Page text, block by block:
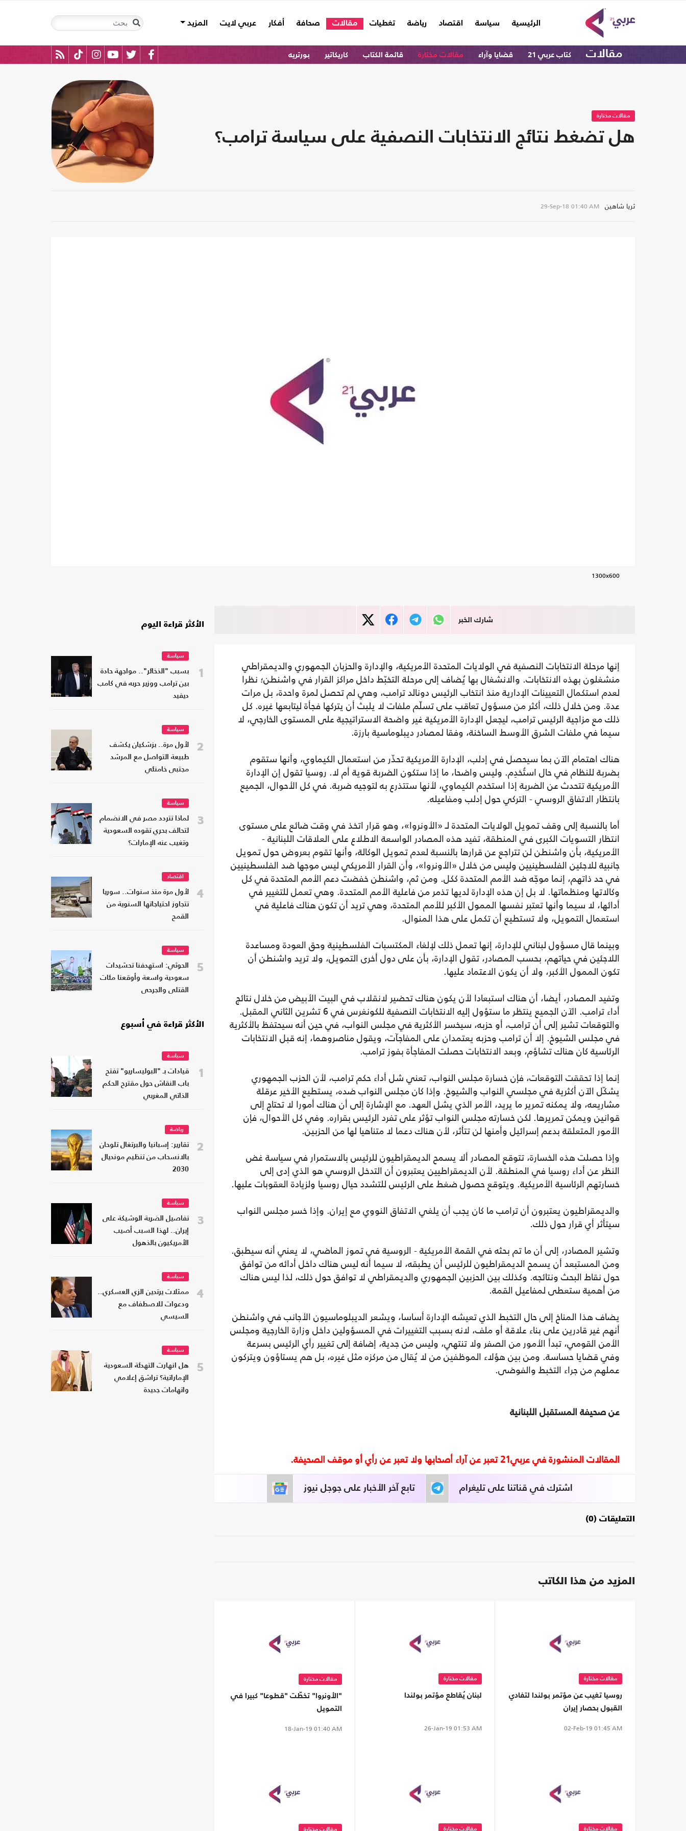
الرئيسية
(current) سياسة اقتصاد رياضة تغطيات مقالات صحافة أفكار عربي لايت المزيد
مقالات كتاب عربي 21 قضايا وآراء مقالات مختارة قائمة الكتاب كاريكاتير بورتريه
مقالات مختارة
هل تضغط نتائج الانتخابات النصفية على سياسة ترامب؟
ثريا شاهين 29-Sep-18 01:40 AM
1300x600
شارك الخبر
إنها مرحلة الانتخابات النصفية في الولايات المتحدة الأمريكية، والإدارة والحزبان الجمهوري والديمقراطي
منشغلون بهذه الانتخابات. والانشغال بها يُضاف إلى مرحلة التخبّط داخل مراكز القرار في واشنطن؛ نظرا
لعدم استكمال التعيينات الإدارية منذ انتخاب الرئيس دونالد ترامب، وهي لم تحصل لمرة واحدة، بل مرات
عدة. ومن خلال ذلك، أكثر من مسؤول تعاقب على تسلّم ملفات لا يلبث أن يتركها فجأة ليتابعها غيره. كل
ذلك مع مزاجية الرئيس ترامب، ليجعل الإدارة الأمريكية غير واضحة الاستراتيجية على المستوى الخارجي، لا
سيما في ملفات الشرق الأوسط الساخنة، وفقا لمصادر ديبلوماسية بارزة.
هناك اهتمام الآن بما سيحصل في إدلب، الإدارة الأمريكية تحذّر من استعمال الكيماوي، وأنها ستقوم
بضربة للنظام في حال استُخدِم. وليس واضحا، ما إذا ستكون الضربة قوية أم لا. روسيا تقول إن الإدارة
الأمريكية تتحدث عن الضربة إذا استخدم الكيماوي، لأنها ستتذرع به لتوجيه ضربة. في كل الأحوال، الجميع
بانتظار الاتفاق الروسي - التركي حول إدلب ومفاعيله.
أما بالنسبة إلى وقف تمويل الولايات المتحدة لـ «الأونروا»، وهو قرار اتخذ في وقت ضائع على مستوى
انتظار التسويات الكبرى في المنطقة، تفيد هذه المصادر الواسعة الاطلاع على العلاقات اللبنانية -
الأمريكية، بأن واشنطن لن تتراجع عن قرارها بالنسبة لعدم تمويل الوكالة، وأنها تقوم بعروض حول تمويل
جانبية للاجئين الفلسطينيين وليس من خلال «الأونروا»، وأن القرار الأمريكي ليس موجها ضد الفلسطينيين
في حد ذاتهم، إنما موجّه ضد الأمم المتحدة ككل. ومن ثم، واشنطن خفضت دعم الأمم المتحدة في كل
وكالاتها ومنظماتها. لا بل إن هذه الإدارة لديها تذمر من فاعلية الأمم المتحدة. وهي تعمل للتغيير في
أدائها، لا سيما وأنها تعتبر نفسها الممول الأكبر للأمم المتحدة، وهي تريد أن تكون هناك فاعلية في
استعمال التمويل، ولا تستطيع أن تكمل على هذا المنوال.
وبينما قال مسؤول لبناني للإدارة، إنها تعمل ذلك لإلغاء المكتسبات الفلسطينية وحق العودة ومساعدة
اللاجئين في حياتهم، بحسب المصادر، تقول الإدارة، بأن على دول أخرى التمويل، ولا تريد واشنطن أن
تكون الممول الأكبر، ولا أن يكون الاعتماد عليها.
وتفيد المصادر، أيضا، أن هناك استبعادا لأن يكون هناك تحضير لانقلاب في البيت الأبيض من خلال نتائج
أداء ترامب. الآن الجميع ينتظر ما ستؤول إليه الانتخابات النصفية للكونغرس في 6 تشرين الثاني المقبل.
والتوقعات تشير إلى أن ترامب، أو حزبه، سيخسر الأكثرية في مجلس النواب، في حين أنه سيحتفظ بالأكثرية
في مجلس الشيوخ. إلا أن ترامب وحزبه يعتمدان على المفاجآت، ويقول مناصروهما، إنه قبل الانتخابات
الرئاسية كان هناك تشاؤم، وبعد الانتخابات حصلت المفاجأة بفوز ترامب.
إنما إذا تحققت التوقعات، فإن خسارة مجلس النواب، تعني شل أداء حكم ترامب، لأن الحزب الجمهوري
يشكّل الآن أكثرية في مجلسي النواب والشيوخ. وإذا كان مجلس النواب ضده، يستطيع الأخير عرقلة
مشاريعه، ولا يمكنه تمرير ما يريد، الأمر الذي يشل العهد. مع الإشارة إلى أن هناك أمورا لا تحتاج إلى
قوانين ويمكن تمريرها. لكن خسارته مجلس النواب تؤثر على تفرد الرئيس بقراره. وفي كل الأحوال، فإن
الأمور المتعلقة بدعم إسرائيل وأمنها لن تتأثر، لأن هناك دعما لا متناهيا لها من الحزبين.
وإذا حصلت هذه الخسارة، تتوقع المصادر ألا يسمح الديمقراطيون للرئيس بالاستمرار في سياسة غض
النظر عن أداء روسيا في المنطقة. لأن الديمقراطيين يعتبرون أن التدخل الروسي هو الذي إدى إلى
خسارتهم الرئاسية الأمريكية. ويتوقع حصول ضغط على الرئيس للتشدد حيال روسيا ولزيادة العقوبات عليها.
والديمقراطيون يعتبرون أن ترامب ما كان يجب أن يلغي الاتفاق النووي مع إيران. وإذا خسر مجلس النواب
سيتأثر أي قرار حول ذلك.
وتشير المصادر، إلى أن ما تم بحثه في القمة الأمريكية - الروسية في تموز الماضي، لا يعني أنه سيطبق.
ومن المستبعد أن يسمح الديمقراطيون للرئيس أن يطبقه، لا سيما أنه ليس هناك داخل أدائه من توافق
حول نقاط البحث ونتائجه. وكذلك بين الحزبين الجمهوري والديمقراطي لا توافق حول ذلك، لذا ليس هناك
من أهمية ستعطى لمفاعيل القمة.
يضاف هذا المناخ إلى حال التخبط الذي تعيشه الإدارة أساسا، ويشعر الديبلوماسيون الأجانب في واشنطن
أنهم غير قادرين على بناء علاقة أو ملف، لانه بسبب التغييرات في المسؤولين داخل وزارة الخارجية ومجلس
الأمن القومي، تبدأ الأمور من الصفر ولا تنتهي، وليس من جدية، إضافة إلى تغيير رأي الرئيس بسرعة
وفي قضايا حساسة. ومن بين هؤلاء الموظفين من لا يُقال من مركزه مثل غيره، بل هم يستاؤون ويتركون
عملهم من جراء التخبط والفوضى.
عن صحيفة المستقبل اللبنانية
المقالات المنشورة في عربي21 تعبر عن آراء أصحابها ولا تعبر عن رأي أو موقف الصحيفة.
تابع آخر الأخبار على جوجل نيوز اشترك في قناتنا على تليغرام
التعليقات (0)
المزيد من هذا الكاتب
مقالات مختارة
روسيا تغيب عن مؤتمر بولندا لتفادي
القبول بحصار إيران
02-Feb-19 01:45 AM
مقالات مختارة
لبنان يُقاطع مؤتمر بولندا
26-Jan-19 01:53 AM
مقالات مختارة
"الأونروا" تخطّت "قطوعا" كبيرا في
التمويل
18-Jan-19 01:40 AM
مقالات مختارة مقالات مختارة مقالات مختارة
الأكثر قراءة اليوم
1
سياسة
بسبب "الذخائر".. مواجهة حادة
بين ترامب ووزير حربه في كامب
ديفيد
2
سياسة
لأول مرة.. بزشكيان يكشف
طبيعة التواصل مع المرشد
مجتبى خامنئي
3
سياسة
لماذا تتردد مصر في الانضمام
لتحالف بحري تقوده السعودية
وتغيب عنه الإمارات؟
4
اقتصاد
لأول مرة منذ سنوات.. سوريا
تتجاوز احتياجاتها السنوية من
القمح
5
سياسة
الحوثي: استهدفنا تحشيدات
سعودية واسعة وأوقعنا مئات
القتلى والجرحى
الأكثر قراءة في أسبوع
1
سياسة
قيادات بـ "البوليساريو" تفتح
باب النقاش حول مقترح الحكم
الذاتي المغربي
2
رياضة
تقارير: إسبانيا والبرتغال تلوحان
بالانسحاب من تنظيم مونديال
2030
3
سياسة
تفاصيل الضربة الوشيكة على
إيران.. لهذا السبب أصيب
الأمريكيون بالذهول
4
سياسة
ممثلات يرتدين الزي العسكري..
ودعوات للاصطفاف مع
السيسي
5
سياسة
هل انهارت التهدئة السعودية
الإماراتية؟ تراشق إعلامي
واتهامات جديدة